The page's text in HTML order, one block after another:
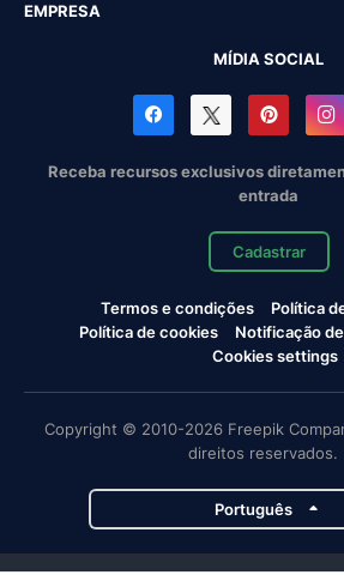
EMPRESA
MÍDIA SOCIAL
Receba recursos exclusivos
entrada
Cadastrar
Termos e condições
Política
Política de cookies
Notificação
Cookies settings
Copyright © 2010-2026 Freepik
direitos reservados.
Português